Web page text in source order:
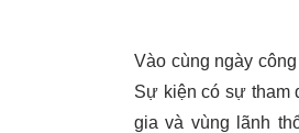
Vào cùng ngày
Sự kiện có sự tham
gia và vùng lãnh